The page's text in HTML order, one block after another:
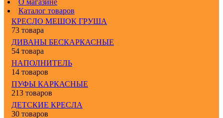
О магазине
Каталог товаров
КРЕСЛО МЕШОК ГРУША
73 товара
ДИВАНЫ БЕСКАРКАСНЫЕ
54 товара
НАПОЛНИТЕЛЬ
14 товаров
ПУФЫ КАРКАСНЫЕ
213 товаров
ДЕТСКИЕ КРЕСЛА
30 товаров